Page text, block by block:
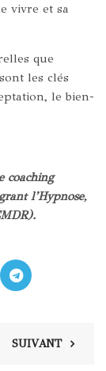
vivre et sa
que
les clés
le bien-
coaching
l’Hypnose,
SUIVANT